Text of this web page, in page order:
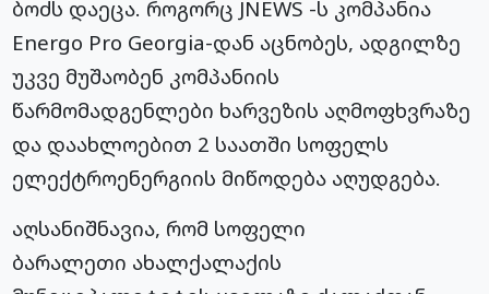
ბოძს დაეცა. როგორც JNEWS -ს კომპანია
Energo Pro Georgia-დან აცნობეს, ადგილზე
უკვე მუშაობენ კომპანიის
წარმომადგენლები ხარვეზის აღმოფხვრაზე
და დაახლოებით 2 საათში სოფელს
ელექტროენერგიის მიწოდება აღუდგება.
აღსანიშნავია, რომ სოფელი
ბარალეთი ახალქალაქის